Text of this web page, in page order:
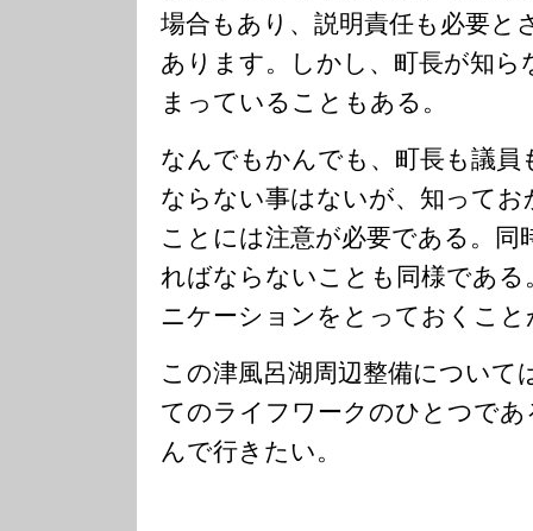
場合もあり、説明責任も必要と
あります。しかし、町長が知
まっていることもある。
なんでもかんでも、町長も議
ならない事はないが、知って
ことには注意が必要である。同
ればならないことも同様であ
ニケーションをとっておくこ
この津風呂湖周辺整備について
てのライフワークのひとつで
んで行きたい。